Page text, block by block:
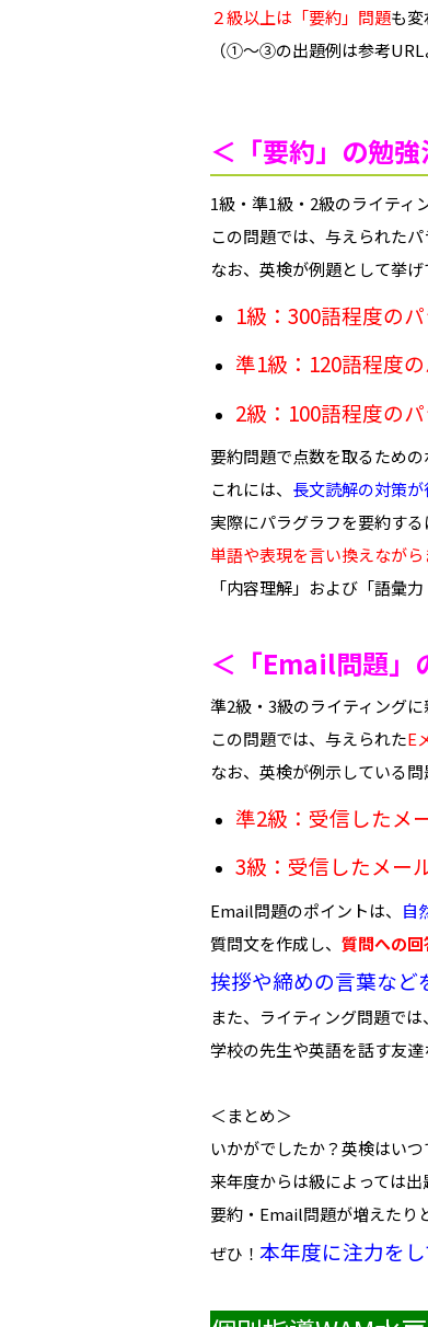
２級以上は「要約」問題も変
（①～③の出題例は参考URL
＜「要約」の勉
1級・準1級・2級のライティ
この問題では、与えられた
なお、英検が例題として挙
1級：300語程度の
準1級：120語程度
2級：100語程度の
要約問題で点数を取るための
これには、 長文読解の対策
実際にパラグラフを要約する
単語や表現を言い換えなが
「内容理解」および「語彙
＜ 「Email問題
準2級・3級のライティング
この問題では、与えられたE
なお、英検が例示している
準2級：受信したメ
3級：受信したメー
Email問題のポイントは、 自
質問文を作成し、 質問への
挨拶や締めの言葉など
また、ライティング問題で
学校の先生や英語を話す友達
＜まとめ＞
いかがでしたか？英検はいつ
来年度からは級によっては出
要約・Email問題が増えたり
ぜひ！ 本年度に注力を